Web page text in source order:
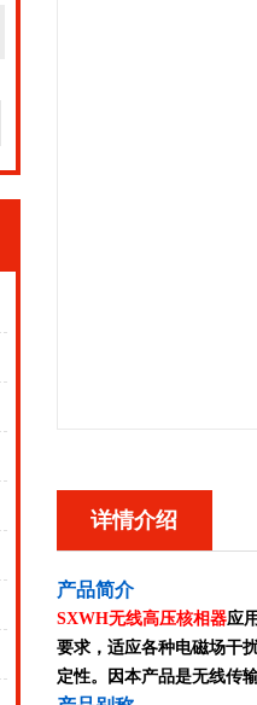
详情介绍
产品简介
SXWH无线高压核相器应
要求，适应各种电磁场干
定性。因本产品是无线传